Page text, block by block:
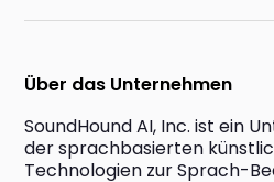
Über das Unternehmen
SoundHound AI, Inc. ist ein
der sprachbasierten
Technologien zur Sprach-